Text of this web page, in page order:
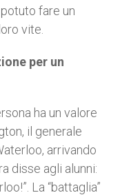
fare un
vite.
per un
ha un valore
il generale
arrivando
disse agli alunni:
La “battaglia”